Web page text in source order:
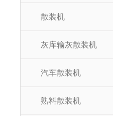
散装机
灰库输灰散装机
汽车散装机
熟料散装机